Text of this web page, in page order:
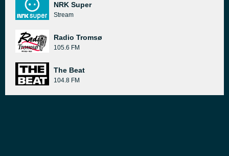
NRK Super
Stream
Radio Tromsø
105.6 FM
The Beat
104.8 FM